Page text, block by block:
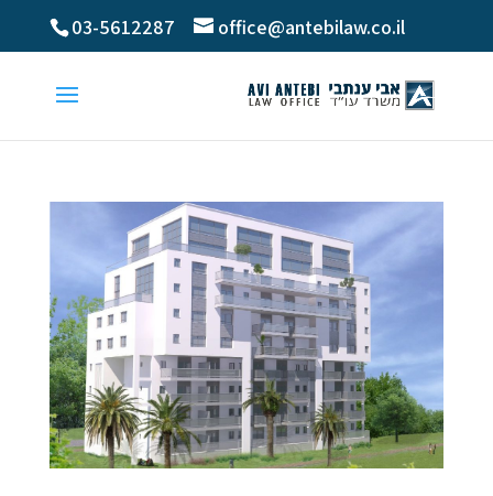
03-5612287 office@antebilaw.co.il